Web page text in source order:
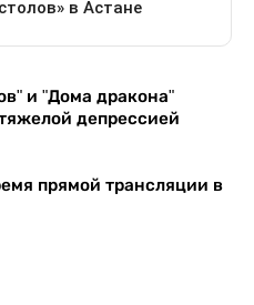
и "Дома дракона"
депрессией
прямой трансляции в